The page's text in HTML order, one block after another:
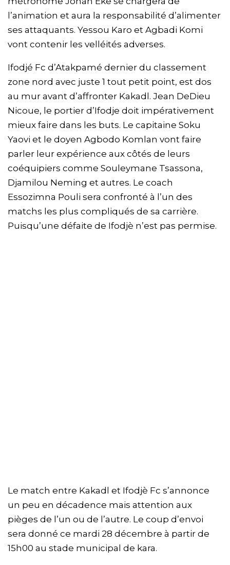
l’animation et aura la responsabilité d’alimenter
ses attaquants. Yessou Karo et Agbadi Komi
vont contenir les velléités adverses.
Ifodjé Fc d’Atakpamé dernier du classement
zone nord avec juste 1 tout petit point, est dos
au mur avant d’affronter Kakadl. Jean DeDieu
Nicoue, le portier d’Ifodje doit impérativement
mieux faire dans les buts. Le capitaine Soku
Yaovi et le doyen Agbodo Komlan vont faire
parler leur expérience aux côtés de leurs
coéquipiers comme Souleymane Tsassona,
Djamilou Neming et autres. Le coach
Essozimna Pouli sera confronté à l’un des
matchs les plus compliqués de sa carrière.
Puisqu’une défaite de Ifodjè n’est pas permise.
Le match entre Kakadl et Ifodjè Fc s’annonce
un peu en décadence mais attention aux
pièges de l’un ou de l’autre. Le coup d’envoi
sera donné ce mardi 28 décembre à partir de
15h00 au stade municipal de kara.